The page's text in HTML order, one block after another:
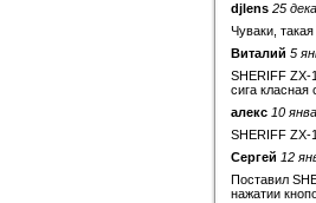
djlens 25
Чуваки,
Виталий 5
SHERIFF ZX-
сига класная
алекс 10
SHERIFF ZX-
Сергей 12
Поставил
нажатии